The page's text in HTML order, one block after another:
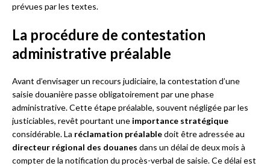
prévues par les textes.
La procédure de contestation
administrative préalable
Avant d’envisager un recours judiciaire, la contestation d’une
saisie douanière passe obligatoirement par une phase
administrative. Cette étape préalable, souvent négligée par les
justiciables, revêt pourtant une importance stratégique
considérable. La réclamation préalabledoit être adressée au
directeur régional des douanes dans un délai de deux mois à
compter de la notification du procès-verbal de saisie. Ce délai est